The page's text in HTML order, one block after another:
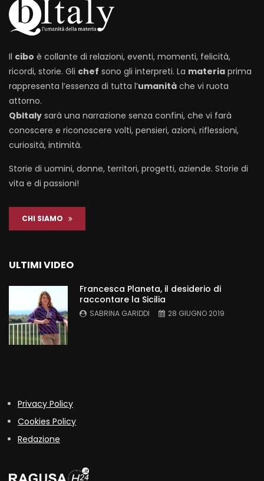
Il cibo è collante di relazioni, eventi, momenti, felicità,
ricordi, storie. Gli chef sono gli interpreti. La materia prima
rappresenta l’essenza di tutta l’umanità che vi ruota
attorno.
QbItaly sarà una narrazione senza confini, che vi farà
conoscere e riconoscere volti, pensieri, azioni, riflessioni,
curiosità, intimità.
Storie di uomini, donne, territori, progetti, aziende. Storie di
vita e di passioni!
CHI SIAMO
ULTIMI VIDEO
Francesca Planeta, il desiderio di
raccontare la Sicilia
SABRINA GARIDDI 28 GIUGNO 2019
Privacy Policy
Cookies Policy
Redazione